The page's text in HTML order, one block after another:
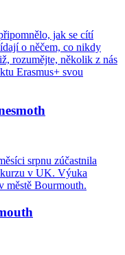
jak se cítí
o něčem, co nikdy
rozumějte, několik z nás
Erasmus+ svou
srpnu zúčastnila
v UK. Výuka
městě Bourmouth.